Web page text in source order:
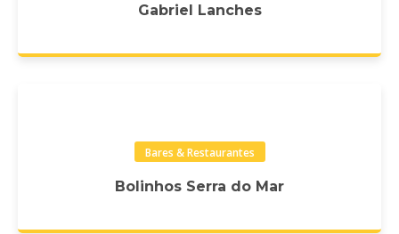
Gabriel Lanches
Bares & Restaurantes
Bolinhos Serra do Mar